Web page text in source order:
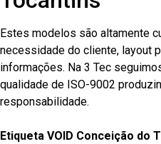
Estes modelos são altamente
necessidade do cliente, layout
informações. Na 3 Tec
qualidade de ISO-9002
responsabilidade.
Etiqueta VOID Conceição do